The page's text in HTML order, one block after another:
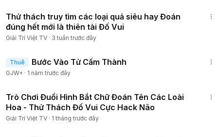
Thử thách truy tìm các loại quả siêu hay Đoán
đúng hết mới là thiên tài Đố Vui
Giải Trí Việt TV · 3 tuần trước đây
Thuê Bước Vào Tử Cấm Thành
GJW+ · 1 năm trước đây
Trò Chơi Đuổi Hình Bắt Chữ Đoán Tên Các Loài
Hoa - Thử Thách Đố Vui Cực Hack Não
Giải Trí Việt TV · 1 tháng trước đây